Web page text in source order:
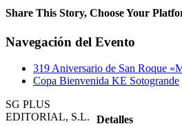
Share This Story, Choose Your
Facebook
X
Reddit
LinkedIn
WhatsApp
Telegram
Tumblr
Pinterest
Vk
Xing
Correo
electrónico
Navegación del Evento
319 Aniversario de San Roque
Copa Bienvenida KE Sotogrande
Detalles
SG PLUS
EDITORIAL, S.L.